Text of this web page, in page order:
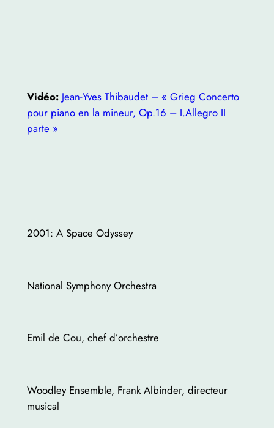
Vidéo: Jean-Yves Thibaudet – « Grieg Concerto
pour piano en la mineur, Op.16 – I.Allegro II
parte »
2001: A Space Odyssey
National Symphony Orchestra
Emil de Cou, chef d’orchestre
Woodley Ensemble, Frank Albinder, directeur
musical